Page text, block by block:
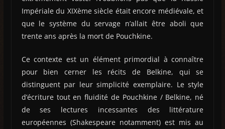
Impériale du XIXème siècle était encore médiévale, et
que le système du servage n’allait être aboli que
trente ans après la mort de Pouchkine.
Ce contexte est un élément primordial à connaître
pour bien cerner les récits de Belkine, qui se
distinguent par leur simplicité exemplaire. Le style
d’écriture tout en fluidité de Pouchkine / Belkine, né
de ses lectures incessantes des littérature
européennes (Shakespeare notamment) est mis au